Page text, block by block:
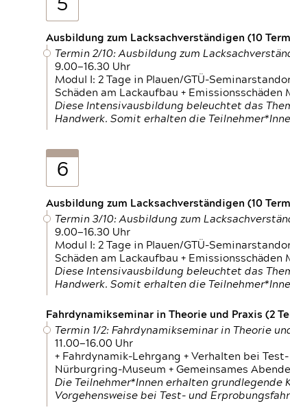
5
Ausbildung zum Lacksachverständigen (10
Termin 2/10: Ausbildung zum
9.00—16.30 Uhr
Modul I: 2 Tage in Plauen/GTÜ-
Schäden am Lackaufbau + Emissionsschäden
Diese Intensivausbildung beleuchtet das
Handwerk. Somit erhalten die
6
Ausbildung zum Lacksachverständigen (10
Termin 3/10: Ausbildung zum
9.00—16.30 Uhr
Modul I: 2 Tage in Plauen/GTÜ-
Schäden am Lackaufbau + Emissionsschäden
Diese Intensivausbildung beleuchtet das
Handwerk. Somit erhalten die
Fahrdynamikseminar in Theorie und Praxis (2
Termin 1/2: Fahrdynamikseminar in Theorie
11.00—16.00 Uhr
+ Fahrdynamik-Lehrgang + Verhalten bei
Nürburgring-Museum + Gemeinsames
Die Teilnehmer*Innen erhalten grundlegende
Vorgehensweise bei Test- und